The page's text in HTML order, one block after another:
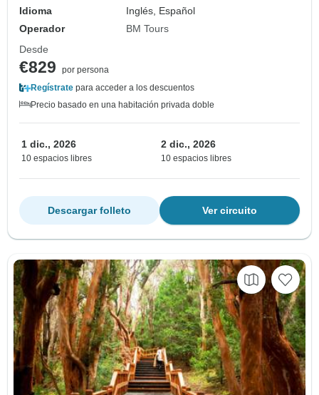
Idioma
Inglés, Español
Operador
BM Tours
Desde
€829
por persona
Regístrate para acceder a los descuentos
Precio basado en una habitación privada doble
1 dic., 2026
10 espacios libres
2 dic., 2026
10 espacios libres
Ver circuito
Descargar folleto